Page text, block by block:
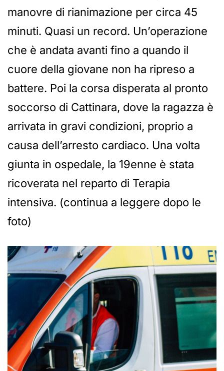
manovre di rianimazione per circa 45
minuti. Quasi un record. Un’operazione
che è andata avanti fino a quando il
cuore della giovane non ha ripreso a
battere. Poi la corsa disperata al pronto
soccorso di Cattinara, dove la ragazza è
arrivata in gravi condizioni, proprio a
causa dell’arresto cardiaco. Una volta
giunta in ospedale, la 19enne è stata
ricoverata nel reparto di Terapia
intensiva. (continua a leggere dopo le
foto)